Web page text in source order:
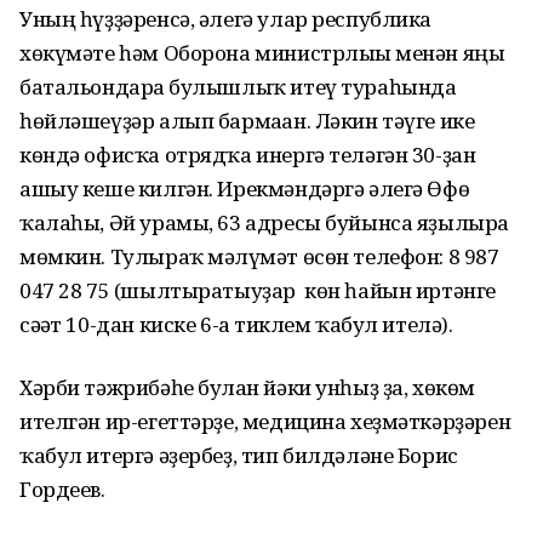
Уның һүҙҙәренсә, әлегә улар республика
хөкүмәте һәм Оборона министрлығы менән яңы
батальондарға булышлыҡ итеү тураһында
һөйләшеүҙәр алып бармаған. Ләкин тәүге ике
көндә офисҡа отрядҡа инергә теләгән 30-ҙан
ашыу кеше килгән. Ирекмәндәргә әлегә Өфө
ҡалаһы, Әй урамы, 63 адресы буйынса яҙылырға
мөмкин. Тулыраҡ мәғлүмәт өсөн телефон: 8 987
047 28 75 (шылтыратыуҙар көн һайын иртәнге
сәғәт 10-дан киске 6-ға тиклем ҡабул ителә).
Хәрби тәжрибәһе булған йәки унһыҙ ҙа, хөкөм
ителгән ир-егеттәрҙе, медицина хеҙмәткәрҙәрен
ҡабул итергә әҙербеҙ, тип билдәләне Борис
Гордеев.